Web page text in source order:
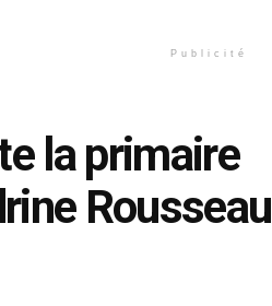
Publicité
la primaire
Rousseau